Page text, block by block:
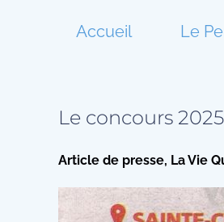
Accueil Le
Le concours
Article de presse, La Vie